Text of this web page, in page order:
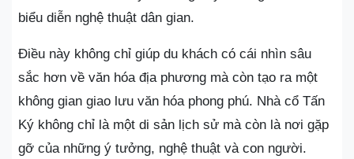
biểu diễn nghệ thuật dân gian.
Điều này không chỉ giúp du khách có cái nhìn sâu
sắc hơn về văn hóa địa phương mà còn tạo ra một
không gian giao lưu văn hóa phong phú. Nhà cổ Tấn
Ký không chỉ là một di sản lịch sử mà còn là nơi gặp
gỡ của những ý tưởng, nghệ thuật và con người.